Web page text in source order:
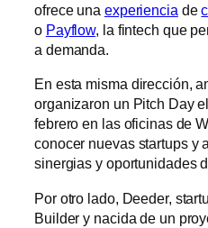
ofrece una experiencia de
o Payflow, la fintech que
a demanda.
En esta misma dirección,
organizaron un Pitch Day
febrero en las oficinas de
conocer nuevas startups y
sinergias y oportunidades
Por otro lado, Deeder,
Builder y nacida de un